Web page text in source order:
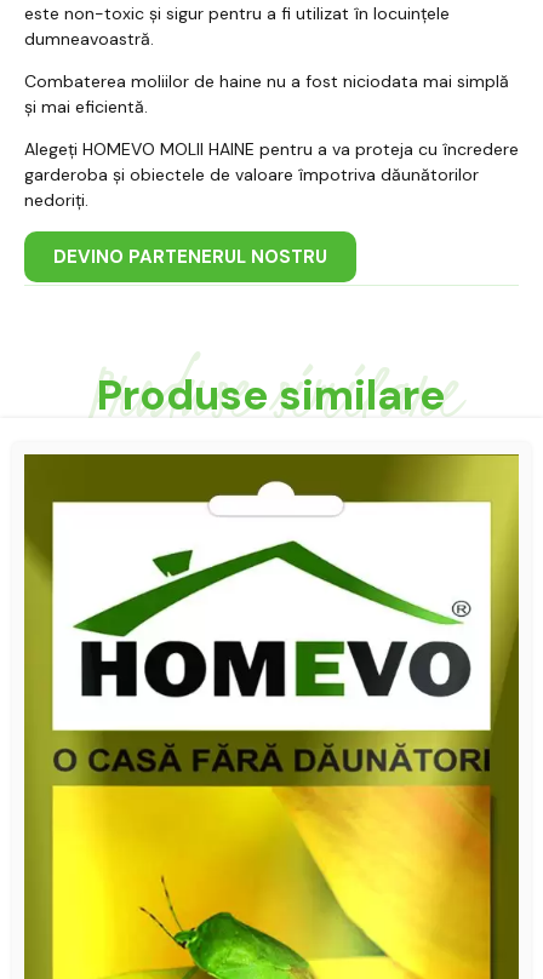
este non-toxic și sigur pentru a fi utilizat în locuințele
dumneavoastră.
Combaterea moliilor de haine nu a fost niciodata mai simplă
și mai eficientă.
Alegeți HOMEVO MOLII HAINE pentru a va proteja cu încredere
garderoba și obiectele de valoare împotriva dăunătorilor
nedoriți.
DEVINO PARTENERUL NOSTRU
Produse similare
Produse similare